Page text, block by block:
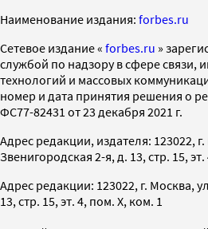
Наименование издания: forbes.ru
Cетевое издание « forbes.ru »
службой по надзору в сфере
технологий и массовых
номер и дата принятия решения о
ФС77-82431 от 23 декабря 2021 г.
Адрес редакции, издателя: 123022,
Звенигородская 2-я, д. 13, стр. 15,
Адрес редакции: 123022, г. Москва,
13, стр. 15, эт. 4, пом. X, ком. 1